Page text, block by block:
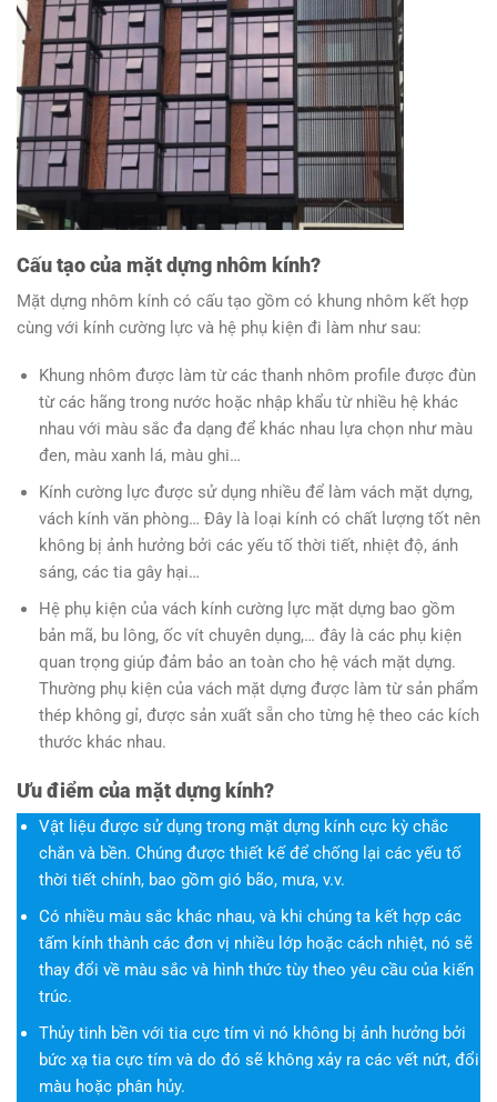
Cấu tạo của mặt dựng nhôm kính?
Mặt dựng nhôm kính có cấu tạo gồm có khung nhôm kết hợp
cùng với kính cường lực và hệ phụ kiện đi làm như sau:
Khung nhôm được làm từ các thanh nhôm profile được đùn
từ các hãng trong nước hoặc nhập khẩu từ nhiều hệ khác
nhau với màu sắc đa dạng để khác nhau lựa chọn như màu
đen, màu xanh lá, màu ghi…
Kính cường lực được sử dụng nhiều để làm vách mặt dựng,
vách kính văn phòng… Đây là loại kính có chất lượng tốt nên
không bị ảnh hưởng bởi các yếu tố thời tiết, nhiệt độ, ánh
sáng, các tia gây hại…
Hệ phụ kiện của vách kính cường lực mặt dựng bao gồm
bản mã, bu lông, ốc vít chuyên dụng,… đây là các phụ kiện
quan trọng giúp đảm bảo an toàn cho hệ vách mặt dựng.
Thường phụ kiện của vách mặt dựng được làm từ sản phẩm
thép không gỉ, được sản xuất sẵn cho từng hệ theo các kích
thước khác nhau.
Ưu điểm của mặt dựng kính?
Vật liệu được sử dụng trong mặt dựng kính cực kỳ chắc
chắn và bền. Chúng được thiết kế để chống lại các yếu tố
thời tiết chính, bao gồm gió bão, mưa, v.v.
Có nhiều màu sắc khác nhau, và khi chúng ta kết hợp các
tấm kính thành các đơn vị nhiều lớp hoặc cách nhiệt, nó sẽ
thay đổi về màu sắc và hình thức tùy theo yêu cầu của kiến
trúc.
Thủy tinh bền với tia cực tím vì nó không bị ảnh hưởng bởi
bức xạ tia cực tím và do đó sẽ không xảy ra các vết nứt, đổi
màu hoặc phân hủy.